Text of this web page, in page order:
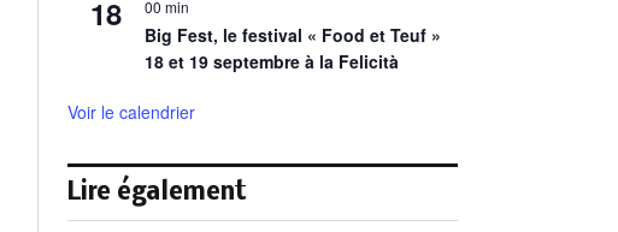
18
00 min
Big Fest, le festival « Food et Teuf »
18 et 19 septembre à la Felicità
Voir le calendrier
Lire également